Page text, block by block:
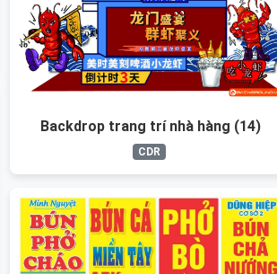
Backdrop trang trí nhà hàng (14)
CDR